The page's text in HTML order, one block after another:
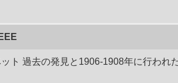
IEEE
ト 過去の発見と1906-1908年に行わ